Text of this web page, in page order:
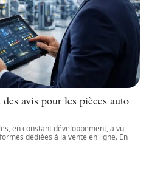
avis pour les pièces auto
en constant développement, a vu
dédiées à la vente en ligne. En